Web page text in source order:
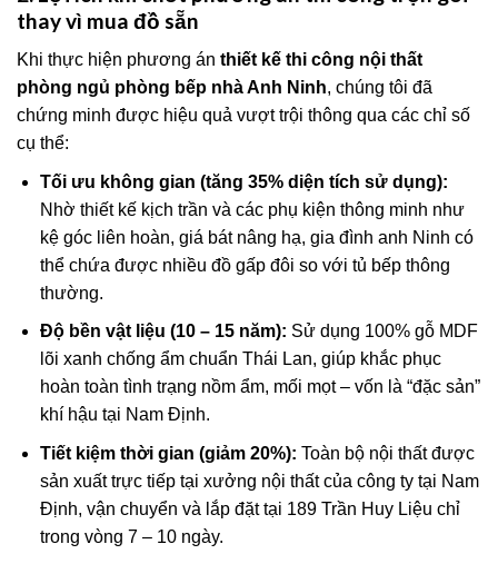
thay vì mua đồ sẵn
Khi thực hiện phương án thiết kế thi công nội thất
phòng ngủ phòng bếp nhà Anh Ninh, chúng tôi đã
chứng minh được hiệu quả vượt trội thông qua các chỉ số
cụ thể:
Tối ưu không gian (tăng 35% diện tích sử dụng):
Nhờ thiết kế kịch trần và các phụ kiện thông minh như
kệ góc liên hoàn, giá bát nâng hạ, gia đình anh Ninh có
thể chứa được nhiều đồ gấp đôi so với tủ bếp thông
thường.
Độ bền vật liệu (10 – 15 năm): Sử dụng 100% gỗ MDF
lõi xanh chống ẩm chuẩn Thái Lan, giúp khắc phục
hoàn toàn tình trạng nồm ẩm, mối mọt – vốn là “đặc sản”
khí hậu tại Nam Định.
Tiết kiệm thời gian (giảm 20%): Toàn bộ nội thất được
sản xuất trực tiếp tại xưởng nội thất của công ty tại Nam
Định, vận chuyển và lắp đặt tại 189 Trần Huy Liệu chỉ
trong vòng 7 – 10 ngày.